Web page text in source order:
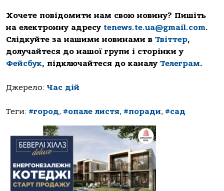
Хочете повідомити нам свою новину? Пишіть
на електронну адресу tenews.te.ua@gmail.com.
Слідкуйте за нашими новинами в Твіттер,
долучайтеся до нашої групи і сторінки у
Фейсбук, підключайтеся до каналу Телеграм.
Джерело: Час дій
Теги: #город, #опале листя, #поради, #сад